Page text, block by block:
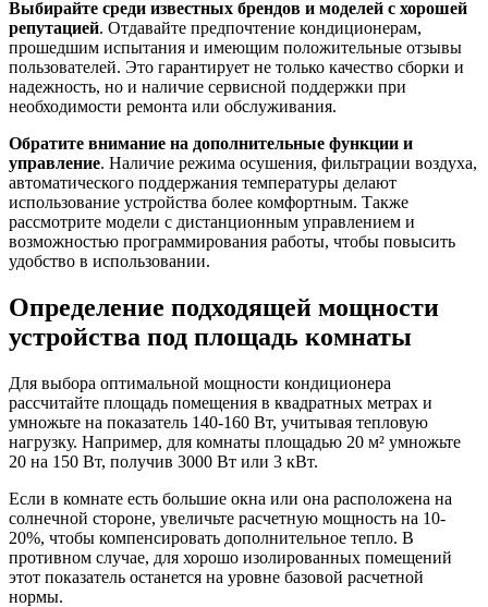
Выбирайте среди известных брендов и моделей с хорошей
репутацией. Отдавайте предпочтение кондиционерам,
прошедшим испытания и имеющим положительные отзывы
пользователей. Это гарантирует не только качество сборки и
надежность, но и наличие сервисной поддержки при
необходимости ремонта или обслуживания.
Обратите внимание на дополнительные функции и
управление. Наличие режима осушения, фильтрации воздуха,
автоматического поддержания температуры делают
использование устройства более комфортным. Также
рассмотрите модели с дистанционным управлением и
возможностью программирования работы, чтобы повысить
удобство в использовании.
Определение подходящей мощности
устройства под площадь комнаты
Для выбора оптимальной мощности кондиционера
рассчитайте площадь помещения в квадратных метрах и
умножьте на показатель 140-160 Вт, учитывая тепловую
нагрузку. Например, для комнаты площадью 20 м² умножьте
20 на 150 Вт, получив 3000 Вт или 3 кВт.
Если в комнате есть большие окна или она расположена на
солнечной стороне, увеличьте расчетную мощность на 10-
20%, чтобы компенсировать дополнительное тепло. В
противном случае, для хорошо изолированных помещений
этот показатель останется на уровне базовой расчетной
нормы.